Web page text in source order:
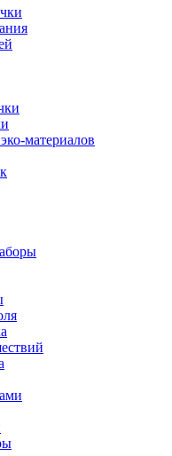
материалов